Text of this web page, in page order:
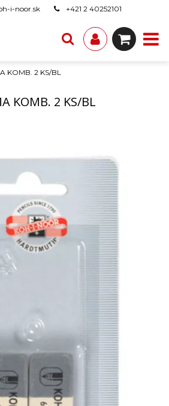
i-noor.sk +421 2 40252101
KOMB. 2 KS/BL
KOMB. 2 KS/BL